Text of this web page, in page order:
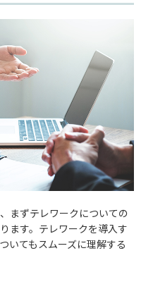
まずテレワークについての
ます。テレワークを導入す
いてもスムーズに理解する